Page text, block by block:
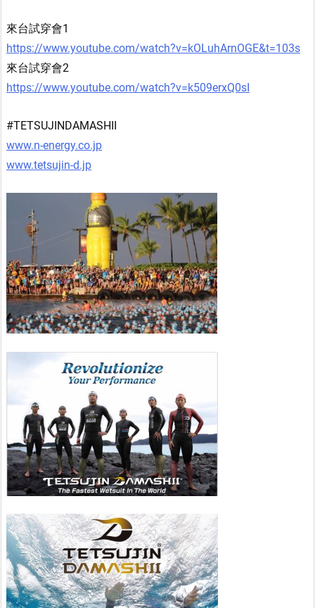
來台試穿會1
https://www.youtube.com/watch?v=kOLuhArnOGE&t=103s
來台試穿會2
https://www.youtube.com/watch?v=k509erxQ0sI
#TETSUJINDAMASHII
www.n-energy.co.jp
www.tetsujin-d.jp